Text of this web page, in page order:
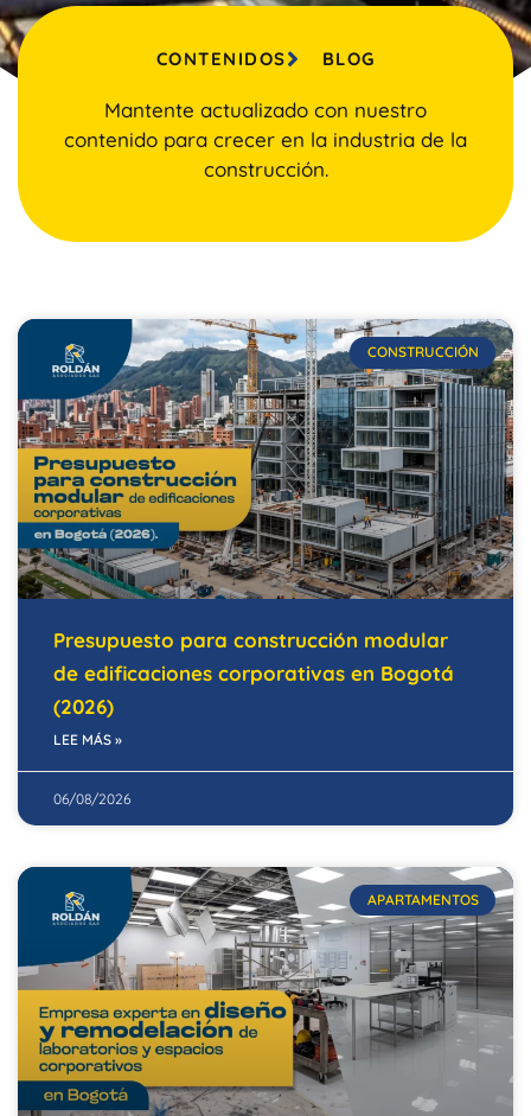
CONTENIDOS BLOG
Mantente actualizado con nuestro
contenido para crecer en la industria de la
construcción.
CONSTRUCCIÓN
Presupuesto para construcción modular
de edificaciones corporativas en Bogotá
(2026)
LEE MÁS »
06/08/2026
APARTAMENTOS